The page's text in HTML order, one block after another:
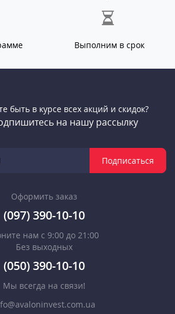
Выполним в срок
быть в курсе всех акций и скидок?
на нашу рассылку
Подписаться
Оформить заказ
(097) 390-10-10
нам с 9:00 до 21:00
Без выходных
(050) 390-10-10
Мы всегда на связи!